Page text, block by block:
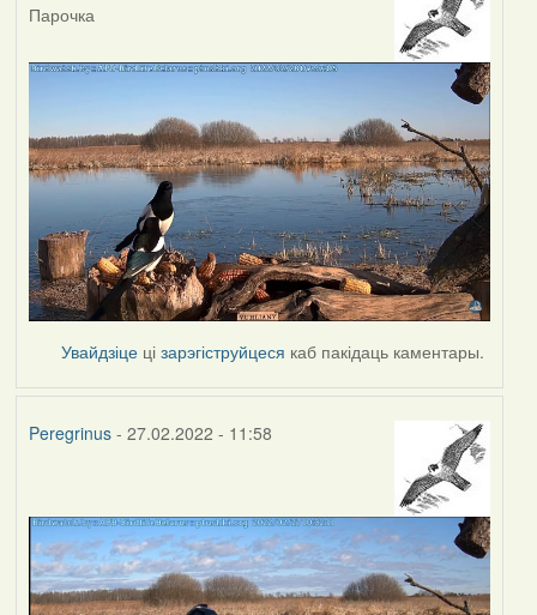
Парочка
Увайдзіце цізарэгіструйцеся каб пакідаць каментары.
Peregrinus- 27.02.2022 - 11:58